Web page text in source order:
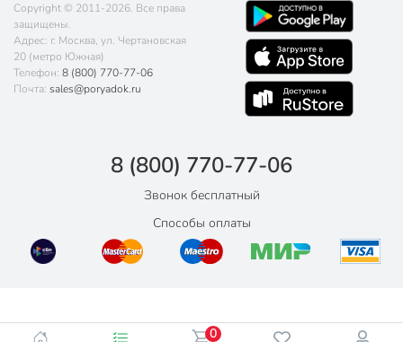
Copyright © 2011-2026. Все права
защищены.
Адрес: г. Москва, ул. Чертановская
20 (метро Южная)
Телефон: 8 (800) 770-77-06
Почта: sales@poryadok.ru
8 (800) 770-77-06
Звонок бесплатный
Способы оплаты
0